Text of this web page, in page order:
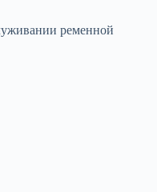
ременной